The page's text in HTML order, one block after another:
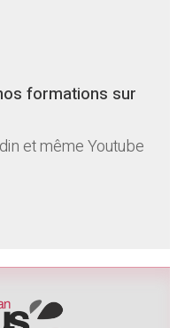
formations sur
et même Youtube